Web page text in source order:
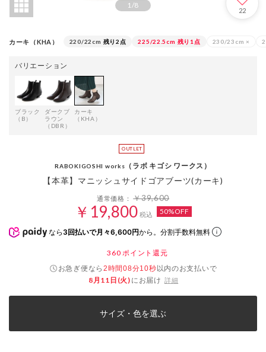
1/8
22
カーキ（KHA） 220/22cm 残り2点 225/22.5cm 残り1点 230/23cm ×
バリエーション
ブラック
（B）
ダークブ
ラウン
（DBR）
カーキ
（KHA）
RABOKIGOSHI works （ラボ キゴシ ワークス）
【本革】マニッシュサイドゴアブーツ(カーキ)
通常価格：￥39,600
￥19,800 税込 50%OFF
なら 3回払いで月々6,600円から。分割手数料無料
360 ポイント還元
お急ぎ便なら2時間08分09秒以内のお支払いで
8月11日(火) にお届け 詳細
サイズ・色を選ぶ